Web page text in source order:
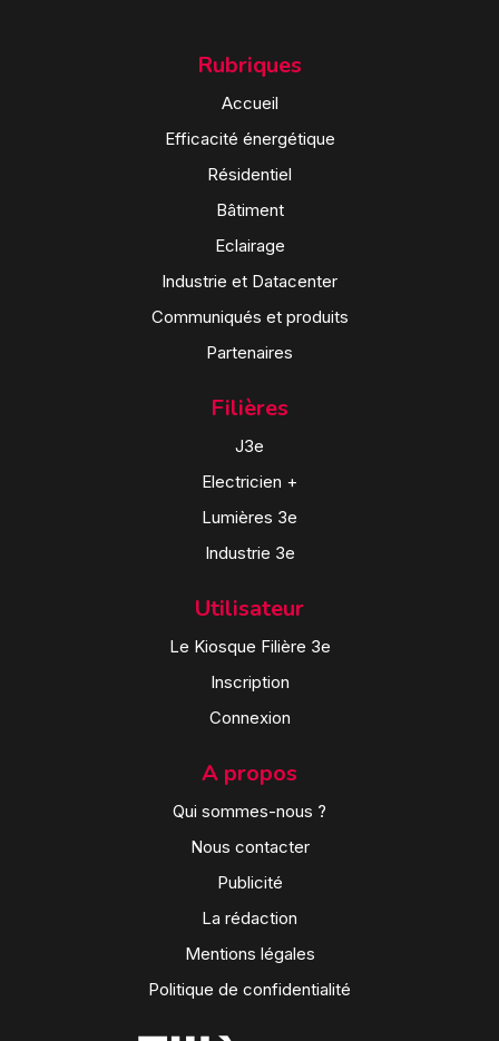
Rubriques
Accueil
Efficacité énergétique
Résidentiel
Bâtiment
Eclairage
Industrie et Datacenter
Communiqués et produits
Partenaires
Filières
J3e
Electricien +
Lumières 3e
Industrie 3e
Utilisateur
Le Kiosque Filière 3e
Inscription
Connexion
A propos
Qui sommes-nous ?
Nous contacter
Publicité
La rédaction
Mentions légales
Politique de confidentialité